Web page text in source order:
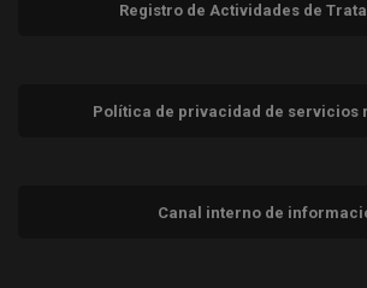
Registro de Actividades de
Política de privacidad de servicios
Canal interno de